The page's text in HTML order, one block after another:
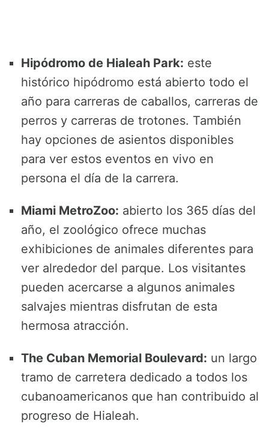
Hipódromo de Hialeah Park: este
histórico hipódromo está abierto todo el
año para carreras de caballos, carreras de
perros y carreras de trotones. También
hay opciones de asientos disponibles
para ver estos eventos en vivo en
persona el día de la carrera.
Miami MetroZoo: abierto los 365 días del
año, el zoológico ofrece muchas
exhibiciones de animales diferentes para
ver alrededor del parque. Los visitantes
pueden acercarse a algunos animales
salvajes mientras disfrutan de esta
hermosa atracción.
The Cuban Memorial Boulevard: un largo
tramo de carretera dedicado a todos los
cubanoamericanos que han contribuido al
progreso de Hialeah.